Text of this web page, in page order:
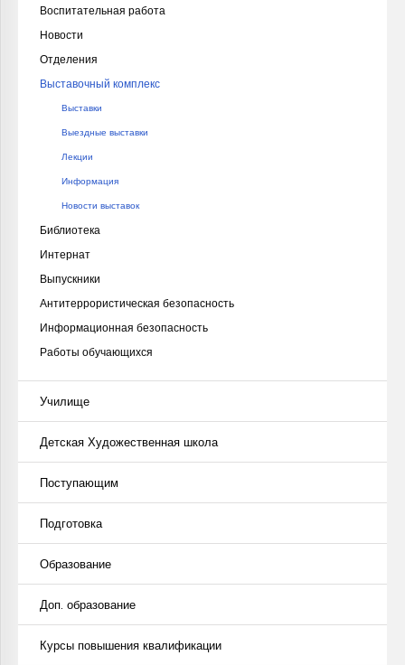
Воспитательная работа
Новости
Отделения
Выставочный комплекс
Выставки
Выездные выставки
Лекции
Информация
Новости выставок
Библиотека
Интернат
Выпускники
Антитеррористическая безопасность
Информационная безопасность
Работы обучающихся
Училище
Детская Художественная школа
Поступающим
Подготовка
Образование
Доп. образование
Курсы повышения квалификации